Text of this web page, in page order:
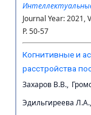
Journal Year:
P. 50-57
Когнитивные и
расстройства
Захаров В.В.,
Эдильгиреева Л.А.,